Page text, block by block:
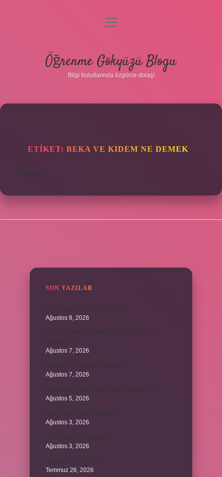
Gizlilik Politikası
Hakkımızda
menüyü
Öğrenme Gökyüzü Blogu
Bilgi bulutlarında özgürce dolaş!
ETIKET: BEKA VE KIDEM NE DEMEK
Sitemap
SON YAZILAR
Torpil yapmanın cezası nedir ?
Ağustos 8, 2026
Kurutma makinesinde kot programı nasıl
Ağustos 7, 2026
Ağustos 7, 2026
Ağustos 5, 2026
Ağustos 3, 2026
Ağustos 3, 2026
Temmuz 26, 2026